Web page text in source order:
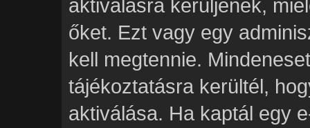
aktiválásra kerüljenek,
őket. Ezt vagy egy
kell megtennie.
tájékoztatásra kerültél,
aktiválása. Ha kaptál egy